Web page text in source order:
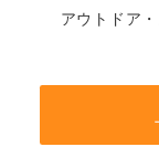
アウトドア